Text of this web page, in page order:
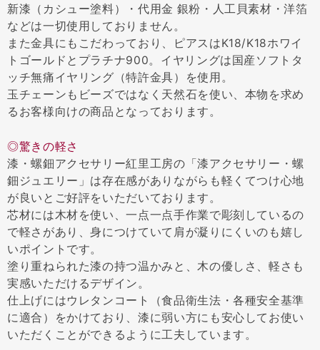
新漆（カシュー塗料）・代用金 銀粉・人工貝素材・洋箔
などは一切使用しておりません。
また金具にもこだわっており、ピアスはK18/K18ホワイ
トゴールドとプラチナ900。イヤリングは国産ソフトタ
ッチ無痛イヤリング（特許金具）を使用。
玉チェーンもビーズではなく天然石を使い、本物を求め
るお客様向けの商品となっております。
◎驚きの軽さ
漆・螺鈿アクセサリー紅里工房の「漆アクセサリー・螺
鈿ジュエリー」は存在感がありながらも軽くてつけ心地
が良いとご好評をいただいております。
芯材には木材を使い、一点一点手作業で彫刻しているの
で軽さがあり、身につけていて肩が凝りにくいのも嬉し
いポイントです。
塗り重ねられた漆の持つ温かみと、木の優しさ、軽さも
実感いただけるデザイン。
仕上げにはウレタンコート（食品衛生法・各種安全基準
に適合）をかけており、漆に弱い方にも安心してお使い
いただくことができるように工夫しています。